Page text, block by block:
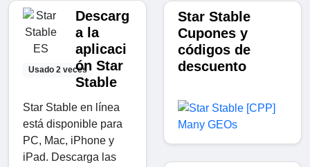
Usado 2 veces
Descarg
a la
aplicaci
ón Star
Stable
Star Stable en línea
está disponible para
PC, Mac, iPhone y
iPad. Descarga las
Star Stable
Cupones y
códigos de
descuento